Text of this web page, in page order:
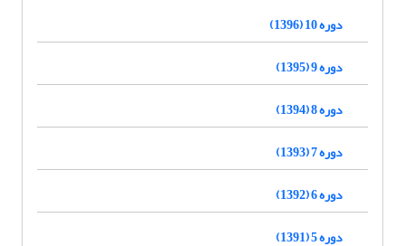
دوره 10 (1396)
دوره 9 (1395)
دوره 8 (1394)
دوره 7 (1393)
دوره 6 (1392)
دوره 5 (1391)